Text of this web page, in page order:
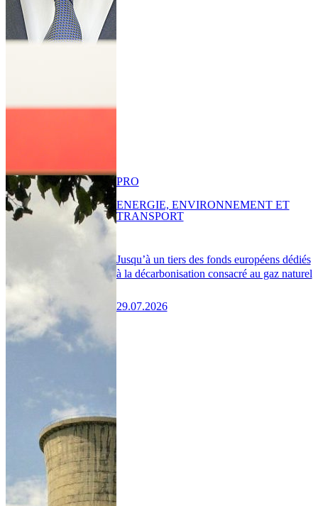
Jusqu’à un tiers des fonds européens dédiés
à la décarbonisation consacré au gaz naturel
29.07.2026
PRO
ENERGIE, ENVIRONNEMENT ET
TRANSPORT